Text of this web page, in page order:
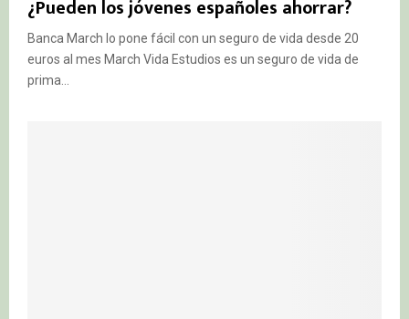
¿Pueden los jóvenes españoles ahorrar?
Banca March lo pone fácil con un seguro de vida desde 20
euros al mes March Vida Estudios es un seguro de vida de
prima...